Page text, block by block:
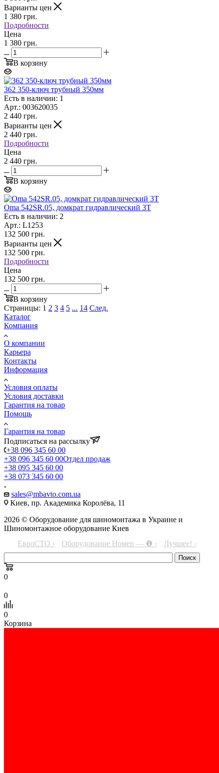
Варианты цен
1 380 грн.
Подробности
Цена
1 380 грн.
В корзину
362 350-ключ трубный 350мм
Есть в наличии: 1
Арт.: 003620035
2 440 грн.
Варианты цен
2 440 грн.
Подробности
Цена
2 440 грн.
В корзину
Oma 542SR.05, домкрат гидравлический 3Т
Есть в наличии: 2
Арт.: L1253
132 500 грн.
Варианты цен
132 500 грн.
Подробности
Цена
132 500 грн.
В корзину
Страницы: 1 2 3 4 5 ... 14 След.
Каталог
Компания
О компании
Карьера
Контакты
Информация
Условия оплаты
Условия доставки
Гарантия на товар
Помощь
Гарантия на товар
Подписаться на рассылку
+38 096 345 60 00
+38 096 345 60 00Отдел продаж
+38 095 345 60 00
+38 073 345 60 00
sales@mbavto.com.ua
Киев, пр. Академика Королёва, 11
2026 © Оборудование для шиномонтажа в Украине и
Шиномонтажное оборудование Киев
ЕвроСТО ›
Оборудование Номер — ❶ › Лучшее! ›
0
0
0
Корзина